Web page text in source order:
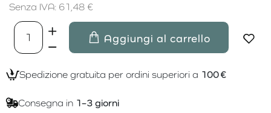
Senza IVA: 61,48 €
Aggiungi al carrello
Spedizione gratuita per ordini superiori a 100 €
Consegna in 1–3 giorni